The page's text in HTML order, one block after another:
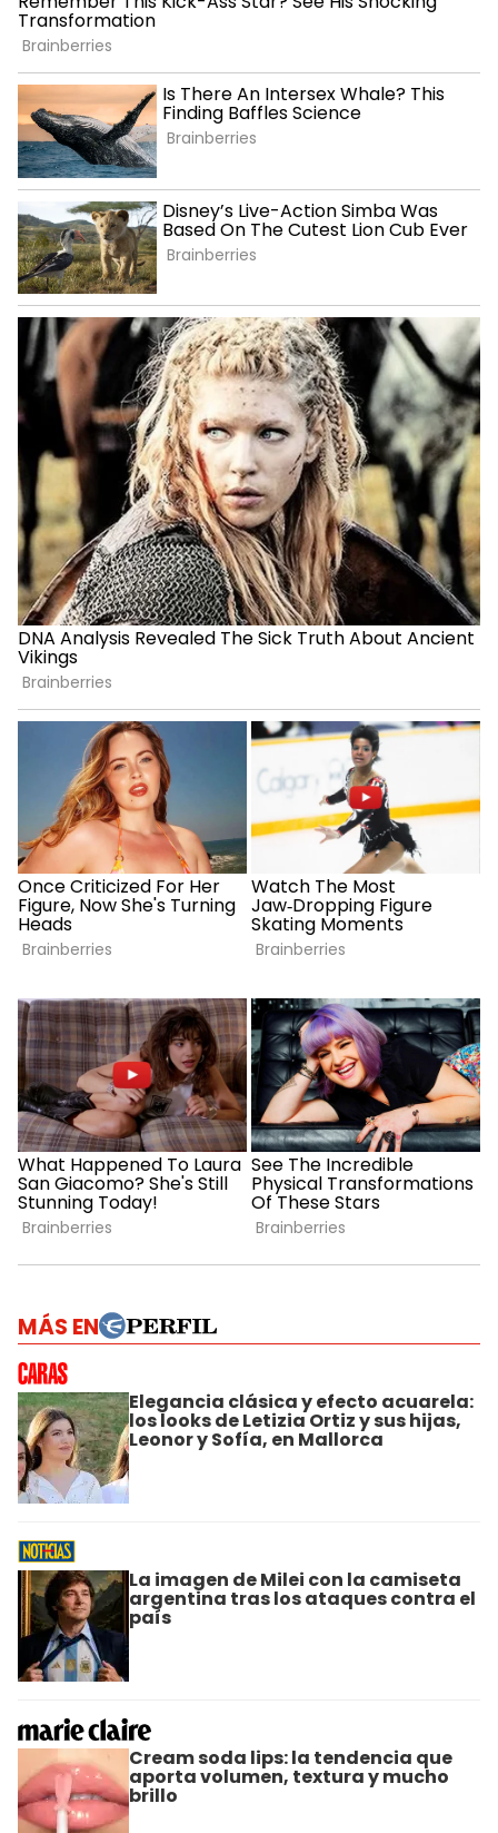
MÁS EN
Elegancia clásica y efecto acuarela:
los looks de Letizia Ortiz y sus hijas,
Leonor y Sofía, en Mallorca
La imagen de Milei con la camiseta
argentina tras los ataques contra el
país
Cream soda lips: la tendencia que
aporta volumen, textura y mucho
brillo